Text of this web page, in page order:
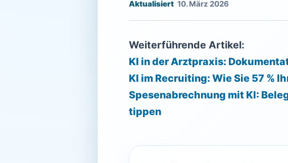
10. März 2026
Weiterführende Artikel:
KI in der Arztpraxis:
KI im Recruiting: Wie Sie 57 %
Spesenabrechnung mit KI:
tippen